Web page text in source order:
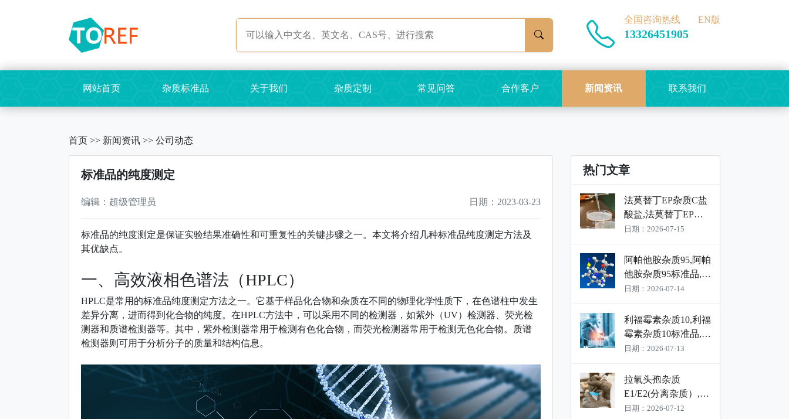
全国咨询热线
13326451905
EN版
网站首页 杂质标准品 关于我们 杂质定制 常见问答 合作客户 新闻资讯 联系我们
首页 >> 新闻资讯 >> 公司动态
​标准品的纯度测定
编辑：超级管理员 日期：2023-03-23
标准品的纯度测定是保证实验结果准确性和可重复性的关键步骤之一。本文将介绍几种标准品纯度测定方法及
其优缺点。
一、高效液相色谱法（HPLC）
HPLC是常用的标准品纯度测定方法之一。它基于样品化合物和杂质在不同的物理化学性质下，在色谱柱中发生
差异分离，进而得到化合物的纯度。在HPLC方法中，可以采用不同的检测器，如紫外（UV）检测器、荧光检
测器和质谱检测器等。其中，紫外检测器常用于检测有色化合物，而荧光检测器常用于检测无色化合物。质谱
检测器则可用于分析分子的质量和结构信息。
热门文章
法莫替丁EP杂质C盐
酸盐,法莫替丁EP杂
质C盐酸盐标准品,法
盐对照品
日期：2026-07-15
阿帕他胺杂质95,阿帕
他胺杂质95标准品,阿
帕他胺杂质95对照品
日期：2026-07-14
利福霉素杂质10,利福
霉素杂质10标准品,利
福霉素杂质10对照品
日期：2026-07-13
拉氧头孢杂质
E1/E2(分离杂质）,拉
氧头孢杂质E1/E2(分
日期：2026-07-12